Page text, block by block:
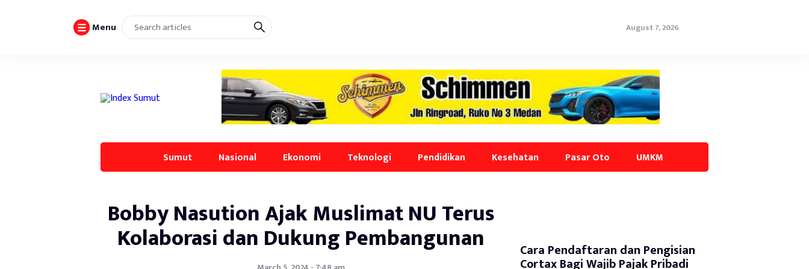
Menu August 7, 2026
Sumut Nasional Ekonomi Teknologi Pendidikan Kesehatan Pasar Oto UMKM
Bobby Nasution Ajak Muslimat NU Terus
Kolaborasi dan Dukung Pembangunan Cara Pendaftaran dan Pengisian
Cortax Bagi Wajib Pajak Pribadi